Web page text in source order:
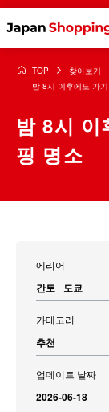
TOP 찾아보기
밤 8시 이후에도 가
밤 8시 이
핑 명소
에리어
간토 도쿄
카테고리
추천
업데이트 날짜
2026-06-18